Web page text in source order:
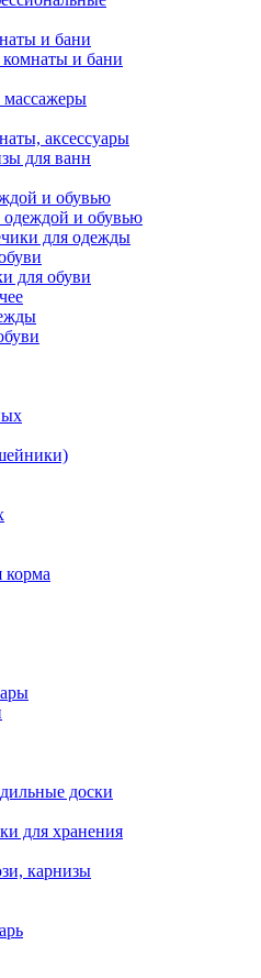
и бани
и бани
аксессуары
для ванн
и обувью
одеждой и обувью
для одежды
для обуви
корма
доски
для хранения
карнизы